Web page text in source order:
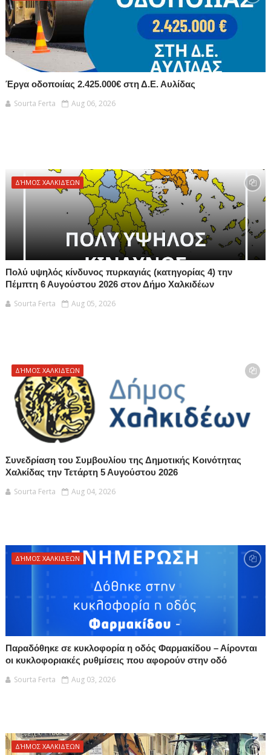
Έργα οδοποιίας 2.425.000€ στη Δ.Ε. Αυλίδας
Sourta Ferta
Aug 06, 2026
ΔΉΜΟΣ ΧΑΛΚΙΔΈΩΝ
Πολύ υψηλός κίνδυνος πυρκαγιάς (κατηγορίας 4) την
Πέμπτη 6 Αυγούστου 2026 στον Δήμο Χαλκιδέων
Sourta Ferta
Aug 05, 2026
ΔΉΜΟΣ ΧΑΛΚΙΔΈΩΝ
Συνεδρίαση του Συμβουλίου της Δημοτικής Κοινότητας
Χαλκίδας την Τετάρτη 5 Αυγούστου 2026
Sourta Ferta
Aug 04, 2026
ΔΉΜΟΣ ΧΑΛΚΙΔΈΩΝ
Παραδόθηκε σε κυκλοφορία η οδός Φαρμακίδου – Αίρονται
οι κυκλοφοριακές ρυθμίσεις που αφορούν στην οδό
Sourta Ferta
Aug 03, 2026
ΔΉΜΟΣ ΧΑΛΚΙΔΈΩΝ